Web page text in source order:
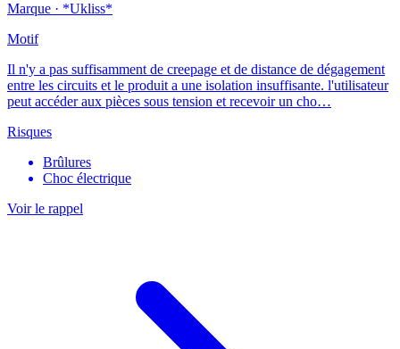
Marque · *Ukliss*
Motif
Il n'y a pas suffisamment de creepage et de distance de dégagement
entre les circuits et le produit a une isolation insuffisante. l'utilisateur
peut accéder aux pièces sous tension et recevoir un cho…
Risques
Brûlures
Choc électrique
Voir le rappel